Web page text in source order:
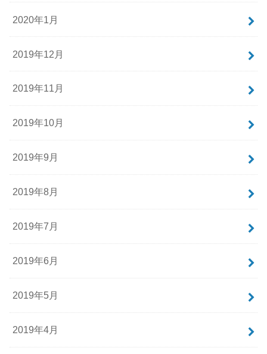
2020年1月
2019年12月
2019年11月
2019年10月
2019年9月
2019年8月
2019年7月
2019年6月
2019年5月
2019年4月